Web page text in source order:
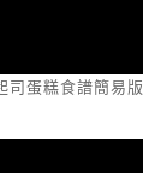
蛋糕食譜簡易版